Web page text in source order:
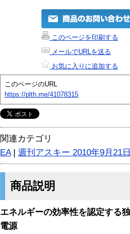
このページを印刷する
メールでURLを送る
お気に入りに追加する
このページのURL
https://plth.me/41078315
関連カテゴリ
EA| 週刊アスキー 2010年9月21
商品説明
エネルギーの効率性を認定する
電源